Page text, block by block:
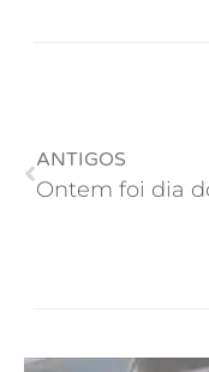
ANTIGOS